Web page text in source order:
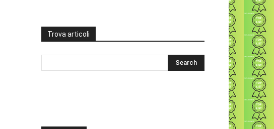
Trova articoli